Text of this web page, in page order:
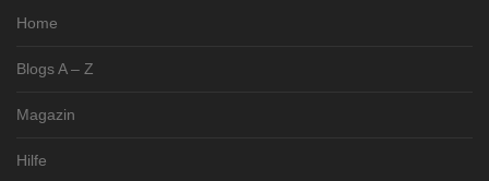
Home
Blogs A – Z
Magazin
Hilfe